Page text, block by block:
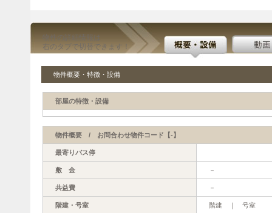
物件の詳細情報は
右のタブで切替できます！
物件概要・特徴・設備
部屋の特徴・設備
物件概要 / お問合わせ物件コード【-】
最寄りバス停
敷 金 －
共益費 －
階建・号室 階建 ｜ 号室